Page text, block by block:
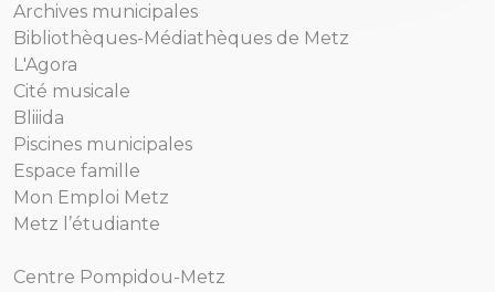
Archives municipales
Bibliothèques-Médiathèques de Metz
L'Agora
Cité musicale
Bliiida
Piscines municipales
Espace famille
Mon Emploi Metz
Metz l’étudiante
Centre Pompidou-Metz